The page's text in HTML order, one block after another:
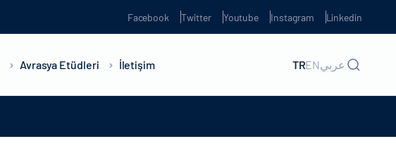
Facebook Twitter Youtube Instagram Linkedin
Avrasya Etüdleri İletişim TRENعربي